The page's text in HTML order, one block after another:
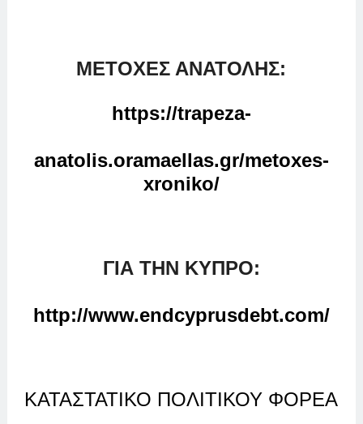
ΜΕΤΟΧΕΣ ΑΝΑΤΟΛΗΣ:
https://trapeza-
anatolis.oramaellas.gr/metoxes-
xroniko/
ΓΙΑ ΤΗΝ ΚΥΠΡΟ:
http://www.endcyprusdebt.com/
ΚΑΤΑΣΤΑΤΙΚΟ ΠΟΛΙΤΙΚΟΥ ΦΟΡΕΑ